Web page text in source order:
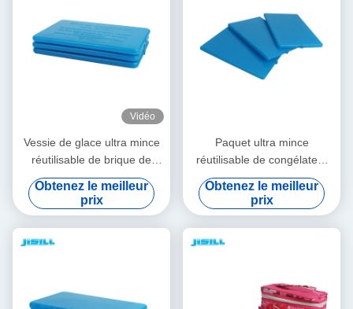
Vidéo
Vessie de glace ultra mince
réutilisable de brique de
glace de réfrigérateur de
déjeuner d'OEM avec le gel
de refroidissement
Obtenez le meilleur
prix
Paquet ultra mince
réutilisable de congélateur
de gamelle de vessies de
glace de gel de plastique
rigide de catégorie
comestible
Obtenez le meilleur
prix